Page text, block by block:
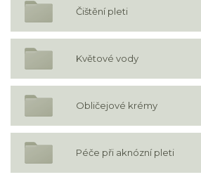
Čištění pleti
Květové vody
Obličejové krémy
Péče při aknózní pleti